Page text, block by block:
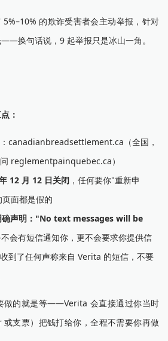
5%–10% 的欺诈受害者会主动举报，针对
换句话说，9 起举报只是冰山一角。
：
：canadianbreadsettlement.ca（全国，
reglementpainquebec.ca）
12 月 12 日关闭 ，任何要你"重新申
面都是假的
确声明："No text messages will be
会有短信通知你，更不会要求你提供信
到了任何声称来自 Verita 的短信，不要
做的就是等——Verita 会直接通过你当时
支票）把钱打给你，全程不需要你再做